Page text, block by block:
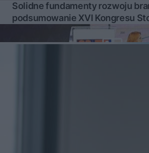
Solidne fundamenty rozwoju
podsumowanie XVI Kongresu